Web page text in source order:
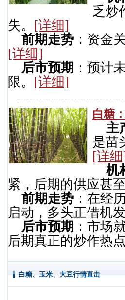
乏炒
失。 [详细]
前期走势 ：资金
[详细]
后市预期 ：预计
限。 [详细]
白糖
主
是苗
[详
机
紧，后期的供应甚
前期走势 ：在经
启动，多头正借机
后市预期 ：市场
后期真正的炒作热
白糖、玉米、大豆行情直击